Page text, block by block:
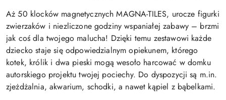
Aż 50 klocków magnetycznych MAGNA-TILES, urocze figurki
zwierzaków i niezliczone godziny wspaniałej zabawy – brzmi
jak coś dla twojego malucha! Dzięki temu zestawowi każde
dziecko staje się odpowiedzialnym opiekunem, którego
kotek, królik i dwa pieski mogą wesoło harcować w domku
autorskiego projektu twojej pociechy. Do dyspozycji są m.in.
zjeżdżalnia, akwarium, schodki, a nawet kąpiel z bąbelkami.